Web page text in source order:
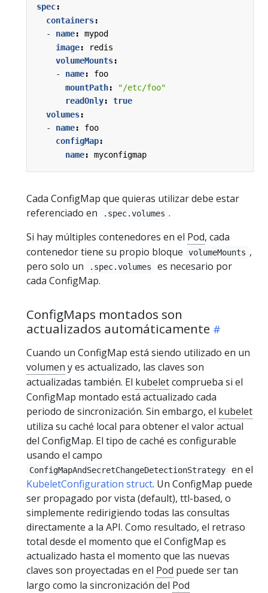
spec:
containers:
- name:
mypod
image:
redis
volumeMounts:
- name:
foo
mountPath:
"/etc/foo"
readOnly:
true
volumes:
- name:
foo
configMap:
name: myconfigmap
Cada ConfigMap que quieras utilizar debe estar
referenciado en
.spec.volumes .
Si hay múltiples contenedores en el Pod, cada
contenedor tiene su propio bloque
volumeMounts ,
pero solo un
.spec.volumes
es necesario por
cada ConfigMap.
ConfigMaps montados son
actualizados automáticamente
Cuando un ConfigMap está siendo utilizado en un
volumen y es actualizado, las claves son
actualizadas también. El kubeletcomprueba si el
ConfigMap montado está actualizado cada
periodo de sincronización. Sin embargo, el kubelet
utiliza su caché local para obtener el valor actual
del ConfigMap. El tipo de caché es configurable
usando el campo
ConfigMapAndSecretChangeDetectionStrategy
en el
KubeletConfiguration struct. Un ConfigMap puede
ser propagado por vista (default), ttl-based, o
simplemente redirigiendo todas las consultas
directamente a la API. Como resultado, el retraso
total desde el momento que el ConfigMap es
actualizado hasta el momento que las nuevas
claves son proyectadas en el Pod puede ser tan
largo como la sincronización del Pod